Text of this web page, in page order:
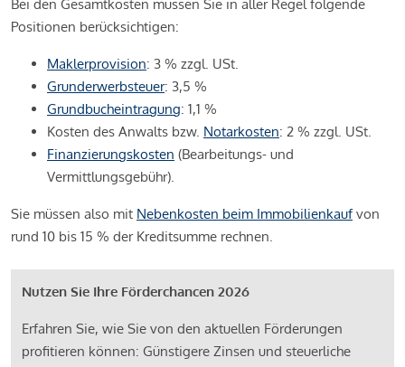
Bei den Gesamtkosten müssen Sie in aller Regel folgende
Positionen berücksichtigen:
Maklerprovision: 3 % zzgl. USt.
Grunderwerbsteuer: 3,5 %
Grundbucheintragung: 1,1 %
Kosten des Anwalts bzw. Notarkosten: 2 % zzgl. USt.
Finanzierungskosten (Bearbeitungs- und
Vermittlungsgebühr).
Sie müssen also mit Nebenkosten beim Immobilienkaufvon
rund 10 bis 15 % der Kreditsumme rechnen.
Nutzen Sie Ihre Förderchancen 2026
Erfahren Sie, wie Sie von den aktuellen Förderungen
profitieren können: Günstigere Zinsen und steuerliche